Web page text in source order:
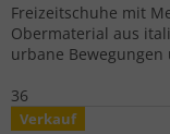
Freizeitschuhe mit
Obermaterial aus
urbane
36
Verkauf